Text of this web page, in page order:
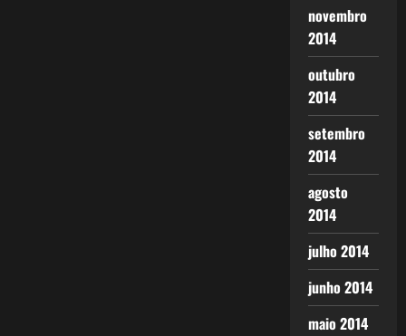
novembro
2014
outubro
2014
setembro
2014
agosto
2014
julho 2014
junho 2014
maio 2014